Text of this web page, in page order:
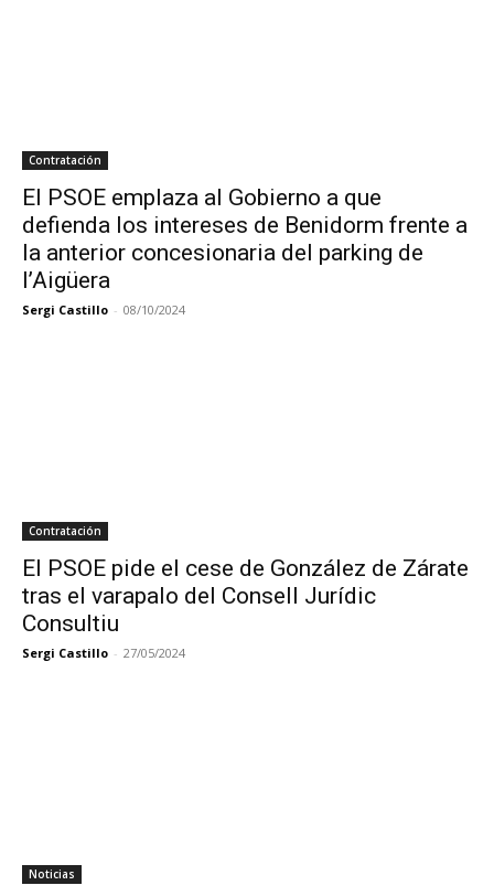
Contratación
El PSOE emplaza al Gobierno a que
defienda los intereses de Benidorm frente a
la anterior concesionaria del parking de
l’Aigüera
Sergi Castillo - 08/10/2024
Contratación
El PSOE pide el cese de González de Zárate
tras el varapalo del Consell Jurídic
Consultiu
Sergi Castillo - 27/05/2024
Noticias